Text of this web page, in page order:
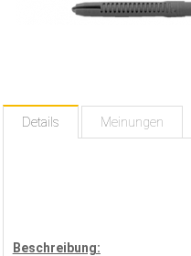
Details Meinungen
Beschreibung: